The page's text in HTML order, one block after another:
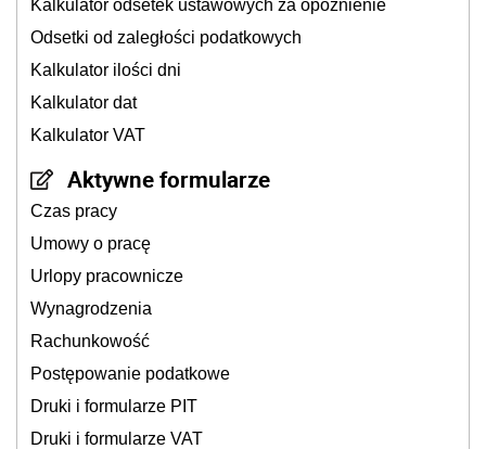
Kalkulator odsetek ustawowych za opóźnienie
Odsetki od zaległości podatkowych
Kalkulator ilości dni
Kalkulator dat
Kalkulator VAT
Aktywne formularze
Czas pracy
Umowy o pracę
Urlopy pracownicze
Wynagrodzenia
Rachunkowość
Postępowanie podatkowe
Druki i formularze PIT
Druki i formularze VAT